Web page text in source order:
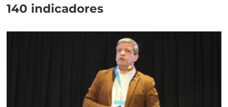
140 indicadores